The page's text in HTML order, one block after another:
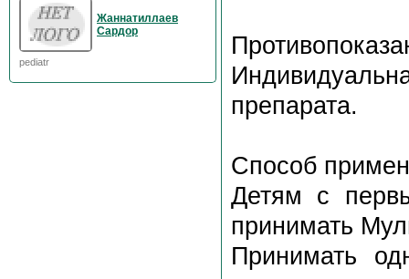
Жаннатиллаев
Сардор
pediatr
препарата.
Способ
Детям с
принимать
Принимать